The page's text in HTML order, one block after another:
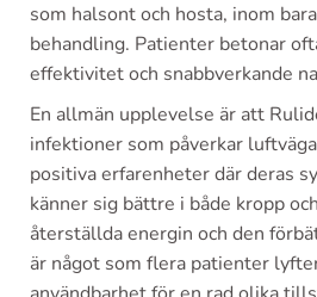
som halsont och hosta, inom
behandling. Patienter betonar
effektivitet och snabbverkande
En allmän upplevelse är att
infektioner som påverkar
positiva erfarenheter där deras
känner sig bättre i både kropp
återställda energin och den
är något som flera patienter